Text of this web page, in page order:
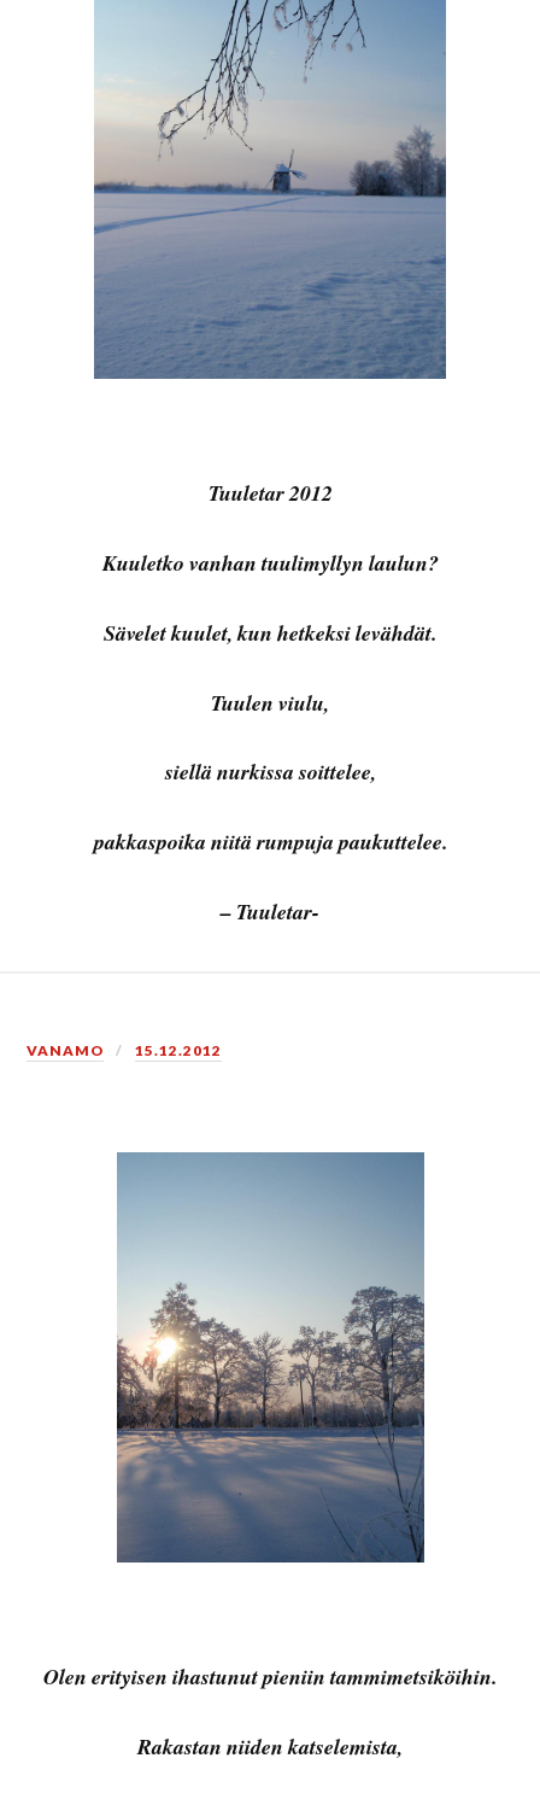
Tuuletar 2012
Kuuletko vanhan tuulimyllyn laulun?
Sävelet kuulet, kun hetkeksi levähdät.
Tuulen viulu,
siellä nurkissa soittelee,
pakkaspoika niitä rumpuja paukuttelee.
– Tuuletar-
VANAMO 15.12.2012
Olen erityisen ihastunut pieniin tammimetsiköihin.
Rakastan niiden katselemista,